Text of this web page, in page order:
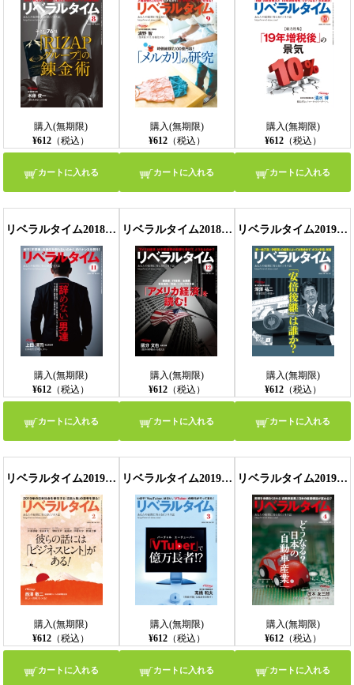
購入(無期限)
¥612 （税込）
カートに入れる
購入(無期限)
¥612（税込）
カートに入れる
購入(無期限)
¥612（税込）
カートに入れる
リベラルタイム2018年11月号
購入(無期限)
¥612 （税込）
カートに入れる
リベラルタイム2018年12月号
購入(無期限)
¥612（税込）
カートに入れる
リベラルタイム2019年1月号
購入(無期限)
¥612（税込）
カートに入れる
リベラルタイム2019年2月号
購入(無期限)
¥612 （税込）
カートに入れる
リベラルタイム2019年3月号
購入(無期限)
¥612（税込）
カートに入れる
リベラルタイム2019年4月号
購入(無期限)
¥612（税込）
カートに入れる